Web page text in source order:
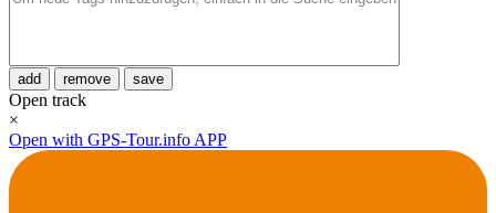
add remove save
Open track
×
Open with GPS-Tour.info APP